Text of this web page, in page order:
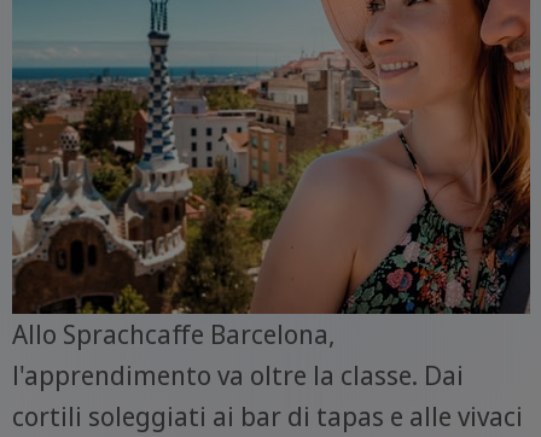
Allo Sprachcaffe Barcelona,
l'apprendimento va oltre la classe. Dai
cortili soleggiati ai bar di tapas e alle vivaci